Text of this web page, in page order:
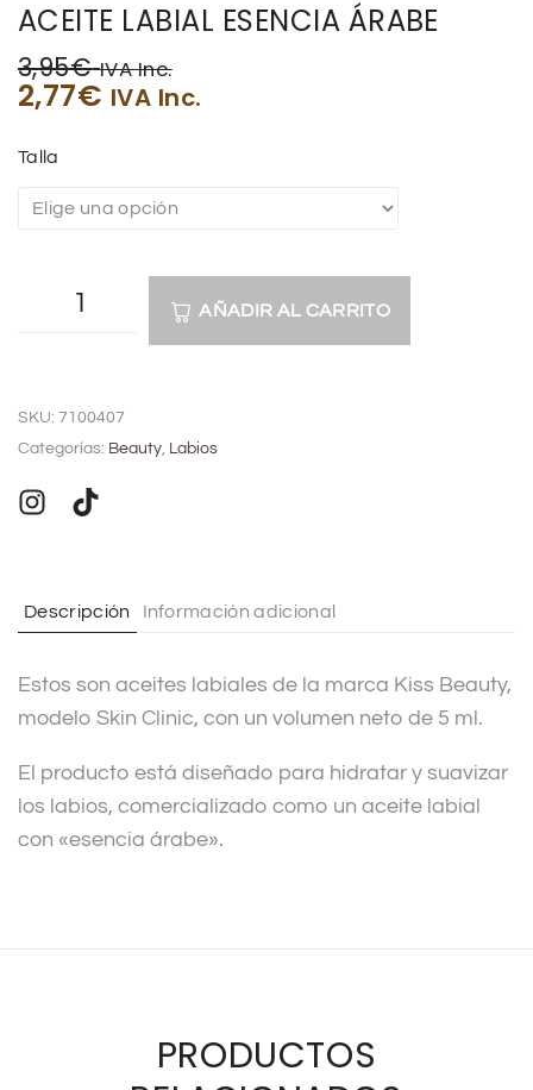
ACEITE LABIAL ESENCIA ÁRABE
3,95€ IVA Inc.
2,77€ IVA Inc.
Talla
AÑADIR AL CARRITO
t
r
i
e
:
SKU: 7100407
Categorías: Beauty, Labios
Descripción Información adicional
Estos son aceites labiales de la marca Kiss Beauty,
modelo Skin Clinic, con un volumen neto de 5 ml.
El producto está diseñado para hidratar y suavizar
los labios, comercializado como un aceite labial
con «esencia árabe».
PRODUCTOS